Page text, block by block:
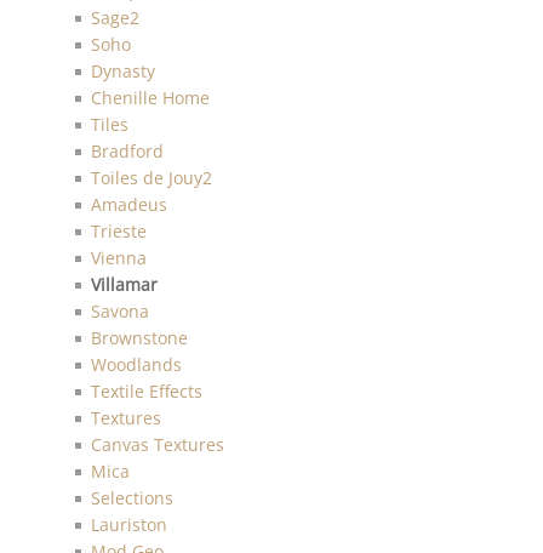
Sage2
Soho
Dynasty
Chenille Home
Tiles
Bradford
Toiles de Jouy2
Amadeus
Trieste
Vienna
Villamar
Savona
Brownstone
Woodlands
Textile Effects
Textures
Canvas Textures
Mica
Selections
Lauriston